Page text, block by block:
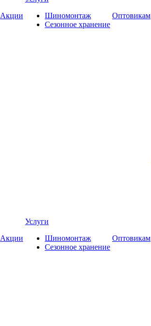
Акции
Шиномонтаж
Сезонное хранение
Оптовикам
Акции
Услуги
Шиномонтаж
Сезонное хранение
Оптовикам